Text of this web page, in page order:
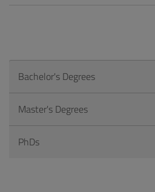
Bachelor's Degrees
Master's Degrees
PhDs